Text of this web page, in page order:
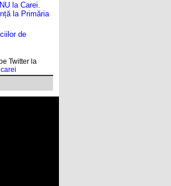
la Carei.
la Primăria
de
Twitter la